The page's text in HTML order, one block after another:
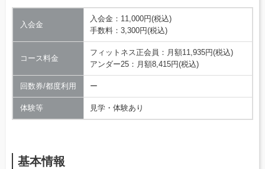
入会金
入会金：11,000円(税込)
手数料：3,300円(税込)
コース料金
フィットネス正会員：月額11,935円(税込)
アンダー25：月額8,415円(税込)
回数券/都度利用 ー
体験等 見学・体験あり
基本情報